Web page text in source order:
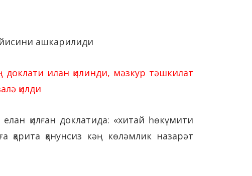
ашкарилиди
доклати илан қилинди, мәзкур тәшкилат
қилди
қилған доклатида: «хитай һөкүмити
қарита қанунсиз кәң көләмлик назарәт